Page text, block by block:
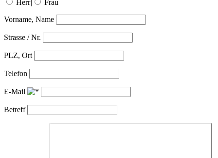
Herr| Frau
Vorname, Name
Strasse / Nr.
PLZ, Ort
Telefon
E-Mail
Betreff